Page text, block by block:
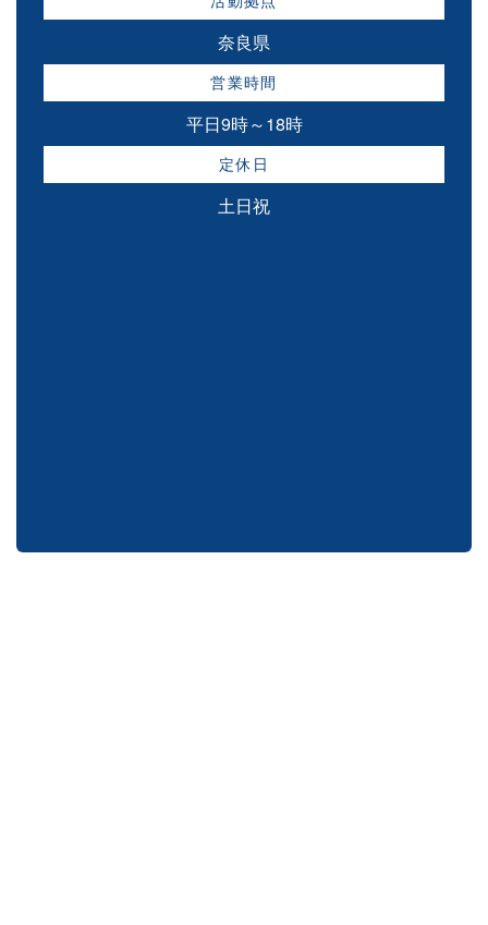
奈良県
営業時間
平日9時～18時
定休日
土日祝